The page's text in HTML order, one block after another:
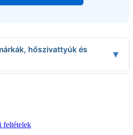
hőszivattyúk és
▾
feltételek